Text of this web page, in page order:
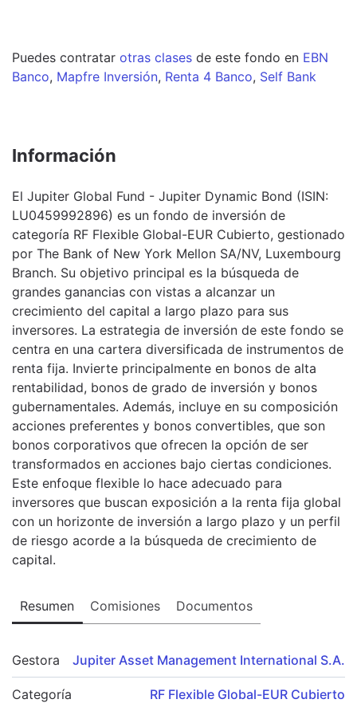
Puedes contratar otras clases de este fondo en EBN
Banco, Mapfre Inversión, Renta 4 Banco, Self Bank
Información
El Jupiter Global Fund - Jupiter Dynamic Bond (ISIN:
LU0459992896) es un fondo de inversión de
categoría RF Flexible Global-EUR Cubierto, gestionado
por The Bank of New York Mellon SA/NV, Luxembourg
Branch. Su objetivo principal es la búsqueda de
grandes ganancias con vistas a alcanzar un
crecimiento del capital a largo plazo para sus
inversores. La estrategia de inversión de este fondo se
centra en una cartera diversificada de instrumentos de
renta fija. Invierte principalmente en bonos de alta
rentabilidad, bonos de grado de inversión y bonos
gubernamentales. Además, incluye en su composición
acciones preferentes y bonos convertibles, que son
bonos corporativos que ofrecen la opción de ser
transformados en acciones bajo ciertas condiciones.
Este enfoque flexible lo hace adecuado para
inversores que buscan exposición a la renta fija global
con un horizonte de inversión a largo plazo y un perfil
de riesgo acorde a la búsqueda de crecimiento de
capital.
Resumen Comisiones Documentos
Gestora Jupiter Asset Management International S.A.
Categoría RF Flexible Global-EUR Cubierto